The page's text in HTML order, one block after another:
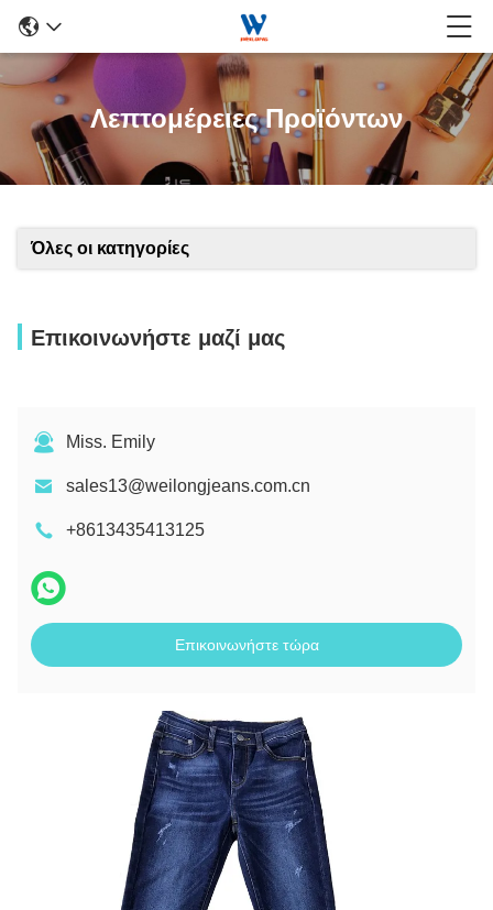
Λεπτομέρειες Προϊόντων
Όλες οι κατηγορίες
Επικοινωνήστε μαζί μας
Miss. Emily
sales13@weilongjeans.com.cn
+8613435413125
Επικοινωνήστε τώρα